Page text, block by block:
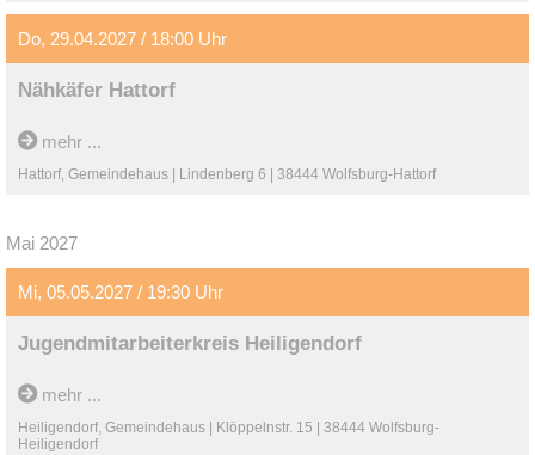
Do, 29.04.2027 / 18:00 Uhr
Nähkäfer Hattorf
mehr ...
Hattorf, Gemeindehaus | Lindenberg 6 | 38444 Wolfsburg-Hattorf
Mai 2027
Mi, 05.05.2027 / 19:30 Uhr
Jugendmitarbeiterkreis Heiligendorf
mehr ...
Heiligendorf, Gemeindehaus | Klöppelnstr. 15 | 38444 Wolfsburg-
Heiligendorf